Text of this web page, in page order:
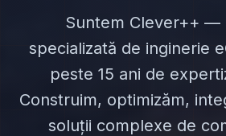
Suntem Clever++ —
specializată de inginerie
peste 15 ani de
Construim, optimizăm,
soluții complexe de